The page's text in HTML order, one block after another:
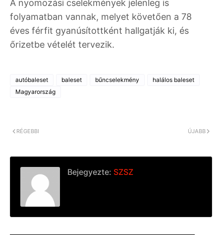
A nyomozási cselekmények jelenleg is
folyamatban vannak, melyet követően a 78
éves férfit gyanúsítottként hallgatják ki, és
őrizetbe vételét tervezik.
autóbaleset baleset bűncselekmény
halálos baleset
Magyarország
ÚJABB
RÉGEBBI
Bejegyezte: SZSZ